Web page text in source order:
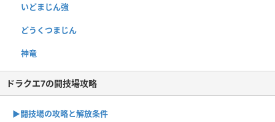
いどまじん強
どうくつまじん
神竜
ドラクエ7の闘技場攻略
▶︎闘技場の攻略と解放条件